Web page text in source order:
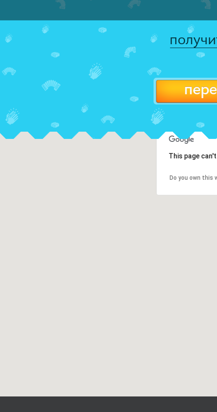
This page
Do you own this